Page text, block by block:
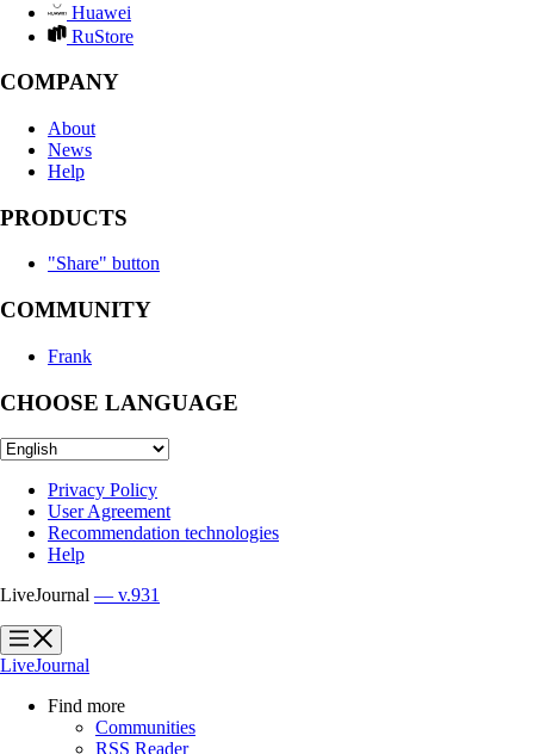
Huawei
RuStore
COMPANY
About
News
Help
PRODUCTS
"Share" button
COMMUNITY
Frank
CHOOSE LANGUAGE
Privacy Policy
User Agreement
Recommendation technologies
Help
LiveJournal — v.931
?
?
LiveJournal
Find more
Communities
RSS Reader